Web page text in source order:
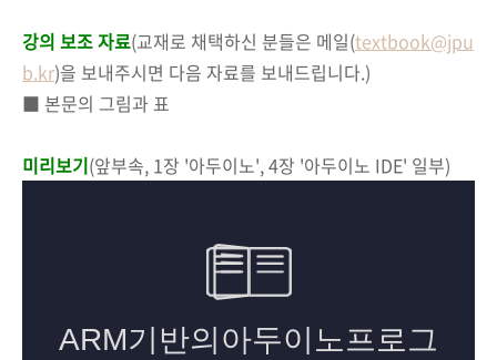
강의 보조 자료(교재로 채택하신 분들은 메일(textbook@jpu
b.kr)을 보내주시면 다음 자료를 보내드립니다.)
■ 본문의 그림과 표
미리보기(앞부속, 1장 '아두이노', 4장 '아두이노 IDE' 일부)